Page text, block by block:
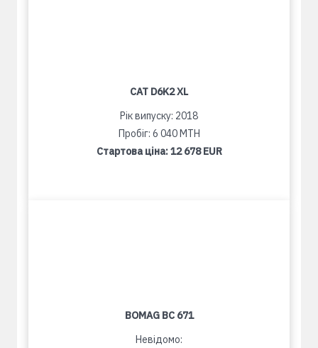
CAT D6K2 XL
Рік випуску: 2018
Пробіг: 6 040 MTH
Стартова ціна:12 678 EUR
BOMAG BC 671
Невідомо: